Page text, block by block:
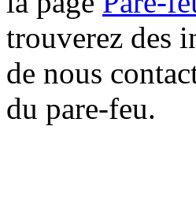
trouverez des
de nous
du pare-feu.